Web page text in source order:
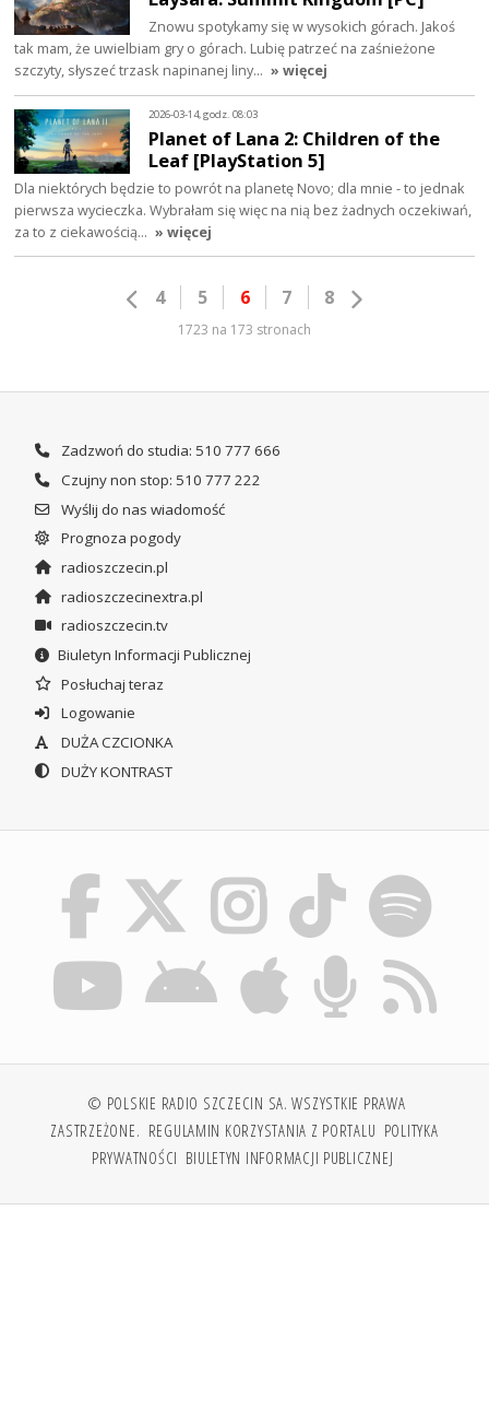
Znowu spotykamy się w wysokich górach. Jakoś
tak mam, że uwielbiam gry o górach. Lubię patrzeć na zaśnieżone
szczyty, słyszeć trzask napinanej liny… » więcej
2026-03-14, godz. 08:03
Planet of Lana 2: Children of the
Leaf [PlayStation 5]
Dla niektórych będzie to powrót na planetę Novo; dla mnie - to jednak
pierwsza wycieczka. Wybrałam się więc na nią bez żadnych oczekiwań,
za to z ciekawością… » więcej
4 5 6 7 8
1723 na 173 stronach
Zadzwoń do studia: 510 777 666
Czujny non stop: 510 777 222
Wyślij do nas wiadomość
Prognoza pogody
radioszczecin.pl
radioszczecinextra.pl
radioszczecin.tv
Biuletyn Informacji Publicznej
Posłuchaj teraz
Logowanie
DUŻA CZCIONKA
DUŻY KONTRAST
© POLSKIE RADIO SZCZECIN SA. WSZYSTKIE PRAWA
ZASTRZEŻONE. REGULAMIN KORZYSTANIA Z PORTALU POLITYKA
PRYWATNOŚCI BIULETYN INFORMACJI PUBLICZNEJ